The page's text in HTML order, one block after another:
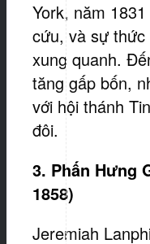
York, năm
cứu, và sự
xung quanh.
tăng gấp bốn,
với hội thánh
đôi.
3. Phấn Hưng
1858)
Jeremiah